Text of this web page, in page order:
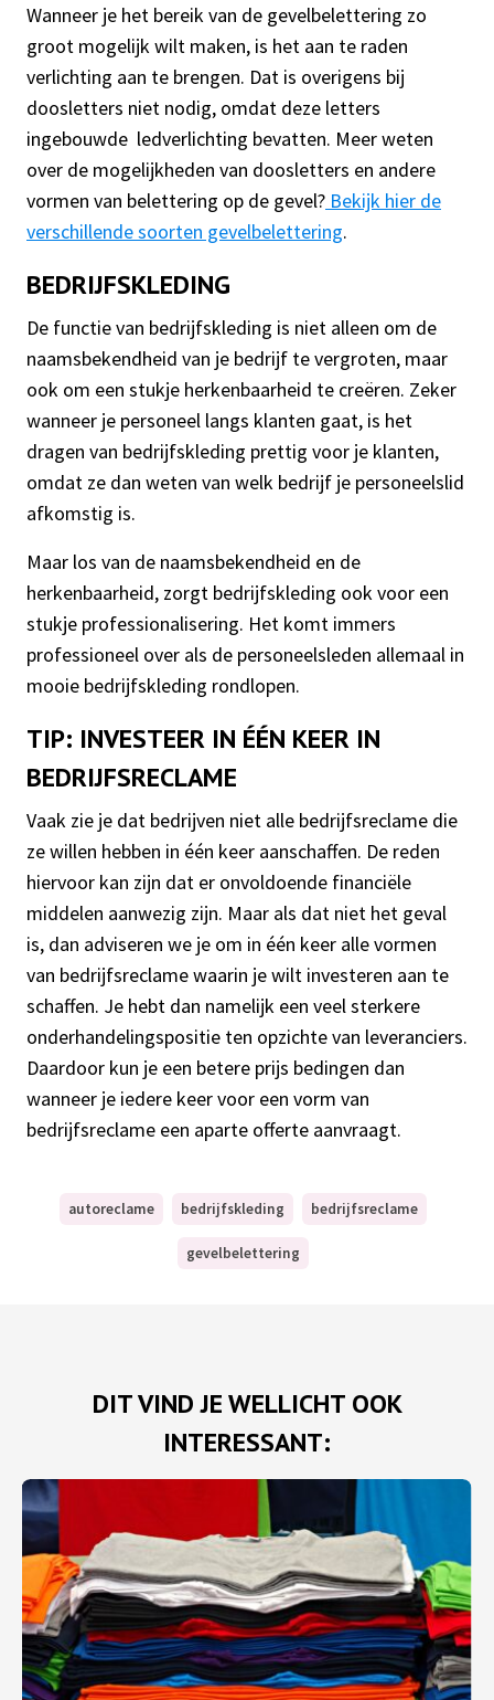
Wanneer je het bereik van de gevelbelettering zo
groot mogelijk wilt maken, is het aan te raden
verlichting aan te brengen. Dat is overigens bij
doosletters niet nodig, omdat deze letters
ingebouwde ledverlichting bevatten. Meer weten
over de mogelijkheden van doosletters en andere
vormen van belettering op de gevel? Bekijk hier de
verschillende soorten gevelbelettering.
BEDRIJFSKLEDING
De functie van bedrijfskleding is niet alleen om de
naamsbekendheid van je bedrijf te vergroten, maar
ook om een stukje herkenbaarheid te creëren. Zeker
wanneer je personeel langs klanten gaat, is het
dragen van bedrijfskleding prettig voor je klanten,
omdat ze dan weten van welk bedrijf je personeelslid
afkomstig is.
Maar los van de naamsbekendheid en de
herkenbaarheid, zorgt bedrijfskleding ook voor een
stukje professionalisering. Het komt immers
professioneel over als de personeelsleden allemaal in
mooie bedrijfskleding rondlopen.
TIP: INVESTEER IN ÉÉN KEER IN
BEDRIJFSRECLAME
Vaak zie je dat bedrijven niet alle bedrijfsreclame die
ze willen hebben in één keer aanschaffen. De reden
hiervoor kan zijn dat er onvoldoende financiële
middelen aanwezig zijn. Maar als dat niet het geval
is, dan adviseren we je om in één keer alle vormen
van bedrijfsreclame waarin je wilt investeren aan te
schaffen. Je hebt dan namelijk een veel sterkere
onderhandelingspositie ten opzichte van leveranciers.
Daardoor kun je een betere prijs bedingen dan
wanneer je iedere keer voor een vorm van
bedrijfsreclame een aparte offerte aanvraagt.
autoreclame bedrijfskleding bedrijfsreclame
gevelbelettering
DIT VIND JE WELLICHT OOK
INTERESSANT: